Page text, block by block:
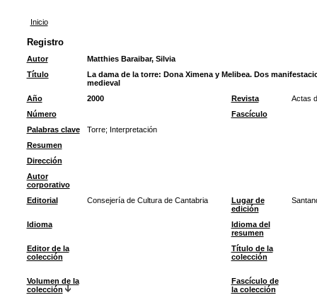
Inicio
Registro
Autor
Matthies Baraibar, Silvia
Título
La dama de la torre: Dona Ximena y Melibea. Dos
medieval
Año
2000 Revista
Actas
Número
Fascículo
Palabras clave
Torre; Interpretación
Resumen
Dirección
Autor
corporativo
Editorial
Consejería de Cultura de Cantabria
Lugar de
edición
Idioma
Idioma del
resumen
Editor de la
colección
Título de la
colección
Volumen de la
colección
Fascículo de
la colección